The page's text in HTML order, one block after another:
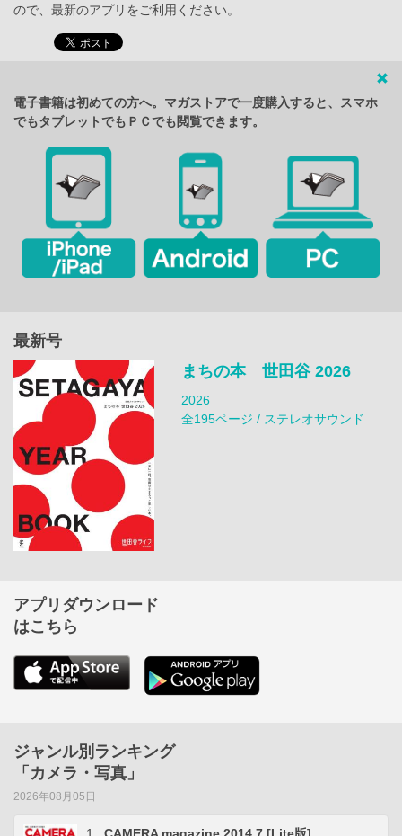
ので、最新のアプリをご利用ください。
電子書籍は初めての方へ。マガストアで一度購入すると、スマホ
でもタブレットでもＰＣでも閲覧できます。
最新号
まちの本 世田谷 2026
2026
全195ページ / ステレオサウンド
アプリダウンロード
はこちら
ジャンル別ランキング
「カメラ・写真」
2026年08月05日